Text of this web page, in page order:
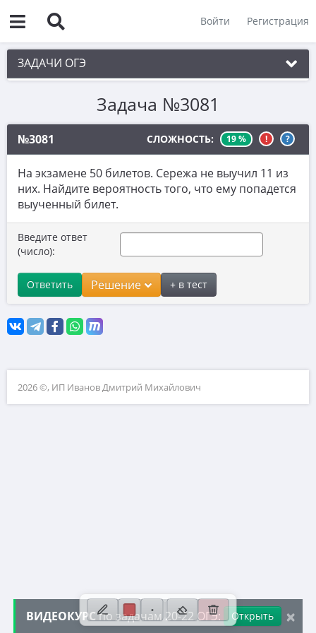
Войти Регистрация
ЗАДАЧИ ОГЭ
1. Практическая задача 1-5
2. См. раздел 1
3. См. раздел 1
4. См. раздел 1
5. См. раздел 1
6. Вычисления с дробями
7. Координатная прямая. Числовые
неравенства
8. Степени и корни
9. Уравнения
11. Функции и графики
12. Расчеты по формулам
20. Уравнения, выражения, неравенства
21. Сложные текстовые задачи
Задача №3081
№3081 СЛОЖНОСТЬ: 19 % ! ?
На экзамене 50 билетов. Сережа не выучил 11 из
них. Найдите вероятность того, что ему попадется
выученный билет.
Введите ответ
(число):
Ответить Решение + в тест
2026 ©, ИП Иванов Дмитрий Михайлович
×
ВИДЕОКУРСпо задачам 20-22 ОГЭ: Открыть